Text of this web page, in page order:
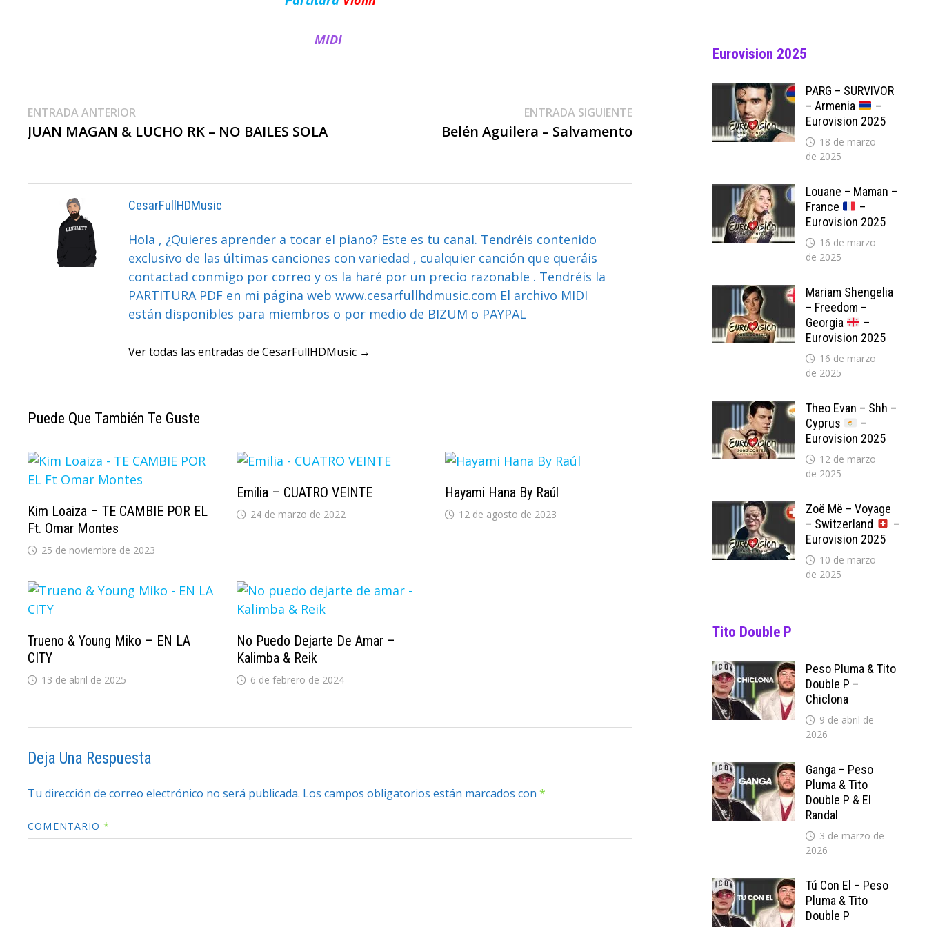
MIDI
Navegación
De
ENTRADA ANTERIOR
anterior:
JUAN MAGAN & LUCHO RK – NO BAILES SOLA
ENTRADA SIGUIENTEEntrada
siguiente:
Belén Aguilera – Salvamento
CesarFullHDMusic
Hola , ¿Quieres aprender a tocar el piano? Este es tu canal. Tendréis contenido
exclusivo de las últimas canciones con variedad , cualquier canción que queráis
contactad conmigo por correo y os la haré por un precio razonable . Tendréis la
PARTITURA PDF en mi página web www.cesarfullhdmusic.com El archivo MIDI
están disponibles para miembros o por medio de BIZUM o PAYPAL
Ver todas las entradas de CesarFullHDMusic →
Puede Que También Te Guste
Kim Loaiza – TE CAMBIE POR EL
Ft. Omar Montes
25 de noviembre de 2023
Emilia – CUATRO VEINTE
24 de marzo de 2022
Hayami Hana By Raúl
12 de agosto de 2023
Trueno & Young Miko – EN LA
CITY
13 de abril de 2025
No Puedo Dejarte De Amar –
Kalimba & Reik
6 de febrero de 2024
Deja Una Respuesta
Tu dirección de correo electrónico no será publicada. Los campos obligatorios están marcados con*
COMENTARIO*
Eurovision 2025
PARG – SURVIVOR
– Armenia
–
Eurovision 2025
18 de marzo
de 2025
Louane – Maman –
France
–
Eurovision 2025
16 de marzo
de 2025
Mariam Shengelia
– Freedom –
Georgia
–
Eurovision 2025
16 de marzo
de 2025
Theo Evan – Shh –
Cyprus
–
Eurovision 2025
12 de marzo
de 2025
Zoë Më – Voyage
– Switzerland
–
Eurovision 2025
10 de marzo
de 2025
Tito Double P
Peso Pluma & Tito
Double P –
Chiclona
9 de abril de
2026
Ganga – Peso
Pluma & Tito
Double P & El
Randal
3 de marzo de
2026
Tú Con El – Peso
Pluma & Tito
Double P